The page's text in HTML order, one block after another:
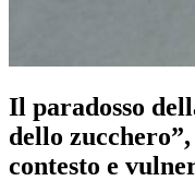
Il paradosso
dello
contesto e